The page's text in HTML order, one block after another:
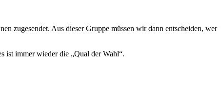
zugesendet. Aus dieser Gruppe müssen wir dann entscheiden, wer
ist immer wieder die „Qual der Wahl“.